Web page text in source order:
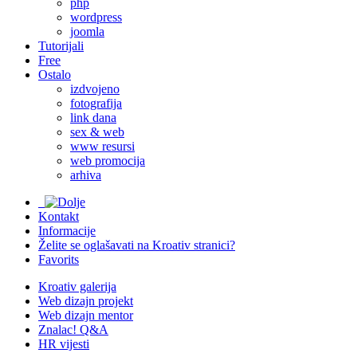
wordpress
joomla
Tutorijali
Free
Ostalo
izdvojeno
fotografija
link dana
sex & web
www resursi
web promocija
arhiva
Kontakt
Informacije
Želite se oglašavati na Kroativ stranici?
Favorits
Kroativ galerija
Web dizajn projekt
Web dizajn mentor
Znalac! Q&A
HR vijesti